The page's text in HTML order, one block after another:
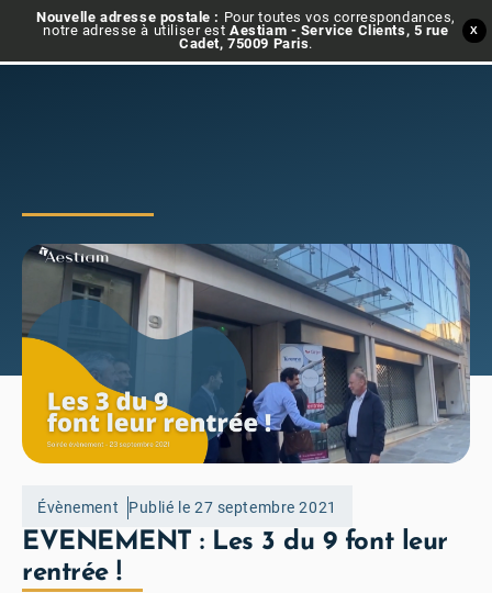
X
Nouvelle adresse postale : Pour toutes vos correspondances,
notre adresse à utiliser estAestiam - Service Clients, 5 rue
Cadet, 75009 Paris.
Évènement Publié le 27 septembre 2021
EVENEMENT : Les 3 du 9 font leur
rentrée !